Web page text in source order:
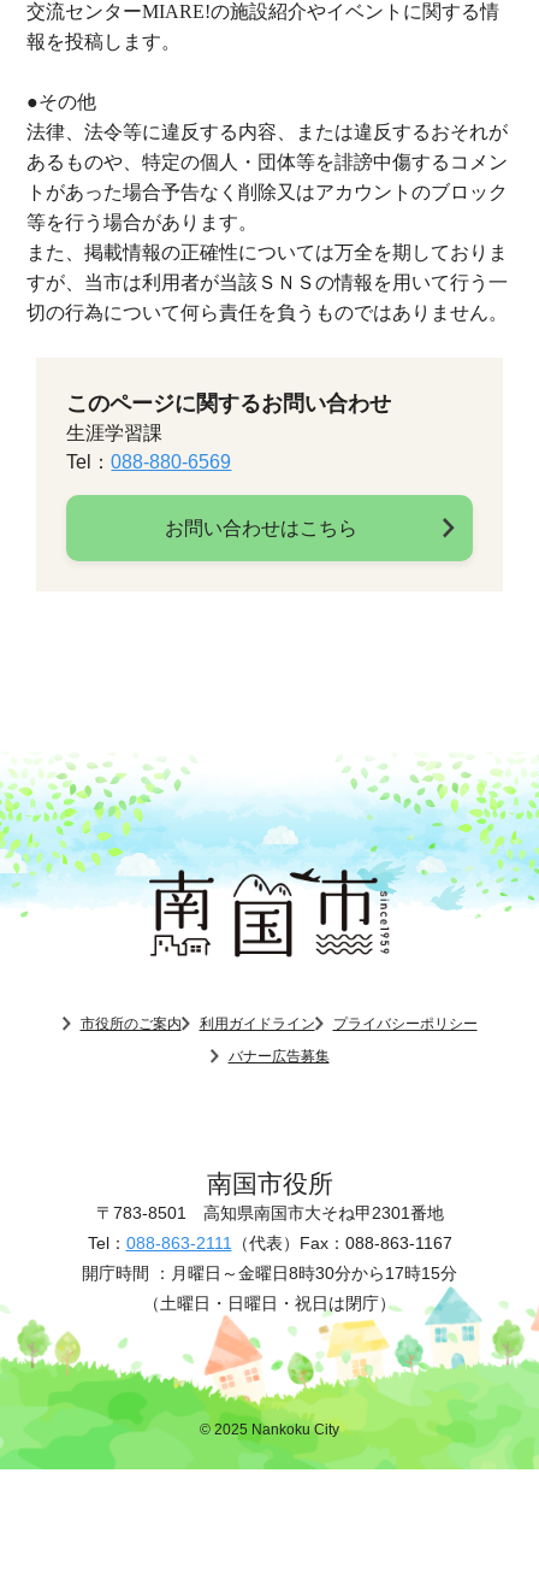
交流センターMIARE!の施設紹介やイベントに関する情
報を投稿します。
●その他
法律、法令等に違反する内容、または違反するおそれが
あるものや、特定の個人・団体等を誹謗中傷するコメン
トがあった場合予告なく削除又はアカウントのブロック
等を行う場合があります。
また、掲載情報の正確性については万全を期しておりま
すが、当市は利用者が当該ＳＮＳの情報を用いて行う一
切の行為について何ら責任を負うものではありません。
このページに関するお問い合わせ
生涯学習課
Tel：088-880-6569
お問い合わせはこちら
市役所のご案内 利用ガイドライン
プライバシーポリシー
バナー広告募集
南国市役所
〒783-8501 高知県南国市大そね甲2301番地
Tel： 088-863-2111 （代表） Fax：088-863-1167
開庁時間 ： 月曜日～金曜日8時30分から17時15分
（土曜日・日曜日・祝日は閉庁）
© 2025 Nankoku City